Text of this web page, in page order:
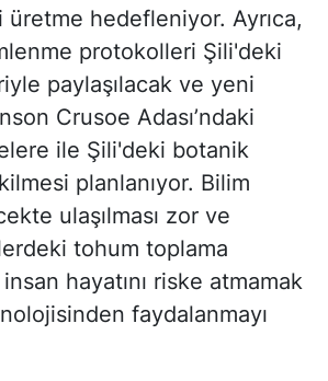
hedefleniyor. Ayrıca,
protokolleri Şili'deki
paylaşılacak ve yeni
Crusoe Adası’ndaki
ile Şili'deki botanik
planlanıyor. Bilim
ulaşılması zor ve
tohum toplama
hayatını riske atmamak
faydalanmayı